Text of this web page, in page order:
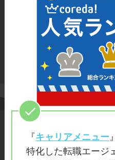
『キャリアメニュー
特化した転職エージ